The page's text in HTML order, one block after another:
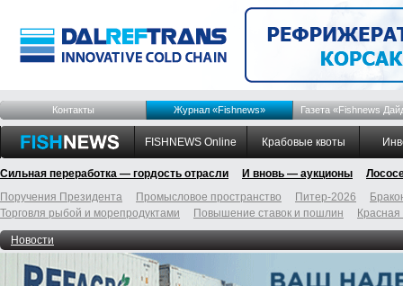
Контакты Журнал «Fishnews» Газета «Fishnews
FISHNEWS Online Крабовые квоты
Сильная переработка — гордость отрасли И вновь — аукционы
Поручения Президента
Промысловое пространство Питер-2026
Торговля рыбой и морепродуктами
Повышение ставок и пошлин
Новости